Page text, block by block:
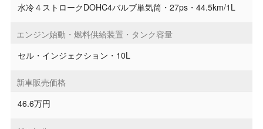
水冷４ストロークDOHC4バルブ単気筒・27ps・44.5km/1L
エンジン始動・燃料供給装置・タンク容量
セル・インジェクション・10L
新車販売価格
46.6万円